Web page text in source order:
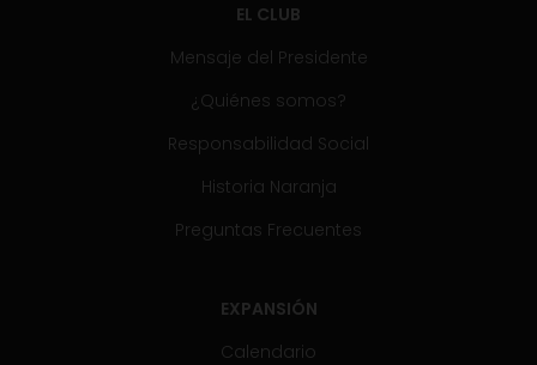
EL CLUB
Mensaje del Presidente
¿Quiénes somos?
Responsabilidad Social
Historia Naranja
Preguntas Frecuentes
EXPANSIÓN
Calendario